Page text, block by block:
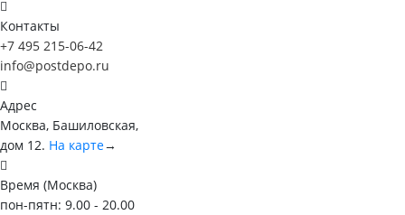
Контакты
+7 495 215-06-42
info@postdepo.ru
Адрес
Москва, Башиловская,
дом 12. На карте→
Время (Москва)
пон-пятн: 9.00 - 20.00